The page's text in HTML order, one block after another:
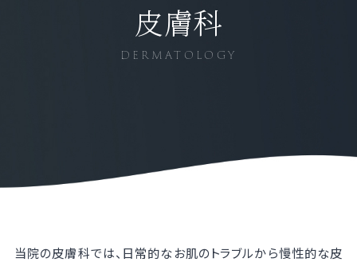
皮膚科
DERMATOLOGY
当院の皮膚科では、日常的なお肌のトラブルから慢性的な皮